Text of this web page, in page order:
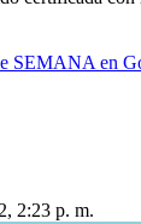
SEMANA en
2:23 p. m.